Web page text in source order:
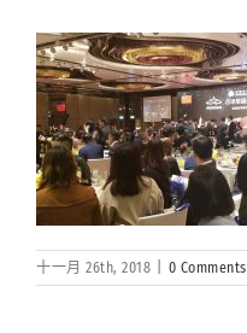
十一月 26th, 2018 0 Comments